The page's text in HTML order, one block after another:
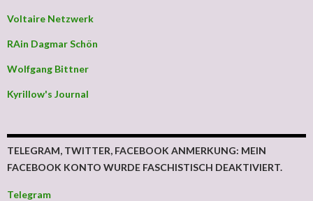
Voltaire Netzwerk
RAin Dagmar Schön
Wolfgang Bittner
Kyrillow's Journal
TELEGRAM, TWITTER, FACEBOOK ANMERKUNG: MEIN
FACEBOOK KONTO WURDE FASCHISTISCH DEAKTIVIERT.
Telegram